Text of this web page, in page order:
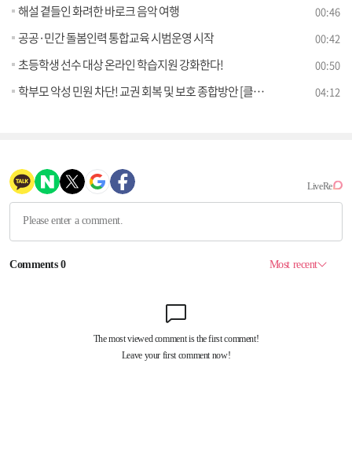
해설 곁들인 화려한 바로크 음악 여행 00:46
공공·민간 돌봄인력 통합교육 시범운영 시작 00:42
초등학생 선수 대상 온라인 학습지원 강화한다! 00:50
학부모 악성 민원 차단! 교권 회복 및 보호 종합방안 [클릭K+] 04:12